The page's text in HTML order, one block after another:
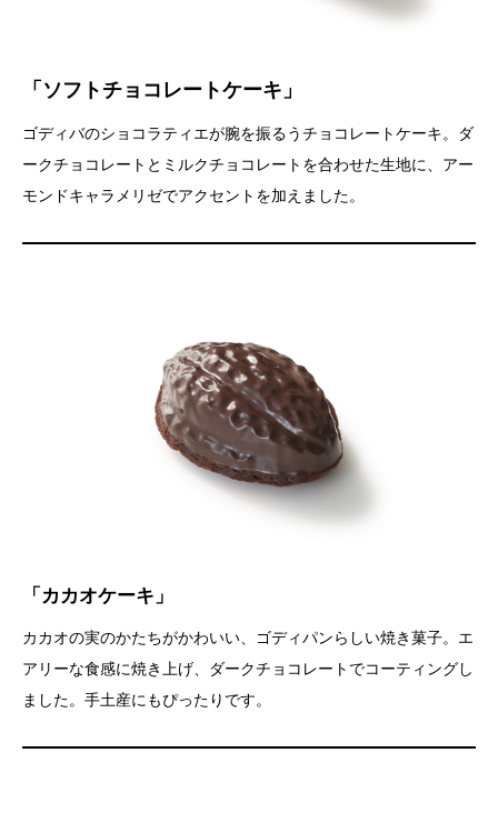
「ソフトチョコレートケーキ」
ゴディバのショコラティエが腕を振るうチョコレートケーキ。ダ
ークチョコレートとミルクチョコレートを合わせた生地に、アー
モンドキャラメリゼでアクセントを加えました。
「カカオケーキ」
カカオの実のかたちがかわいい、ゴディパンらしい焼き菓子。エ
アリーな食感に焼き上げ、ダークチョコレートでコーティングし
ました。手土産にもぴったりです。